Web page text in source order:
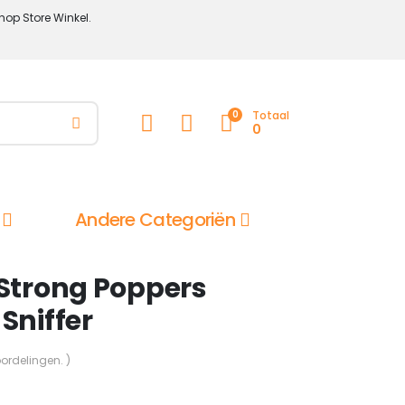
Store Winkel.
0 Totaal
0
Andere Categoriën
Poppers
)